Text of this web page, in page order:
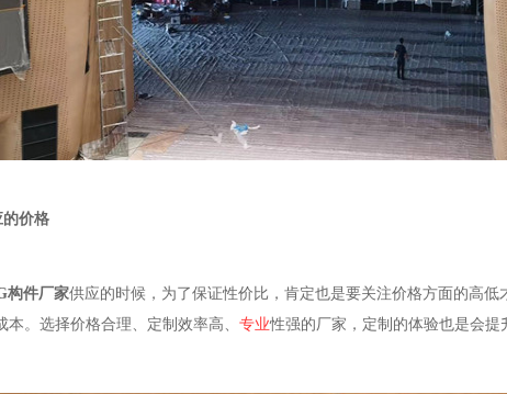
价格
构件厂家供应的时候，为了保证性价比，肯定也是要关注价格方面的高低
本。选择价格合理、定制效率高、 专业性强的厂家，定制的体验也是会提